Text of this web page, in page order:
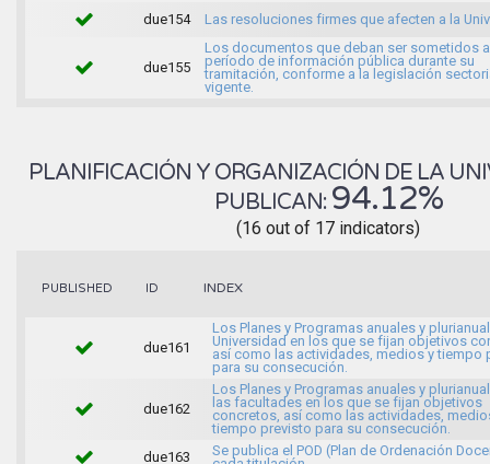
due154
Las resoluciones firmes que afecten a la
due155
Los documentos que deban ser sometidos
período de información pública durante su
tramitación, conforme a la legislación
vigente.
PLANIFICACIÓN Y ORGANIZACIÓN DE LA
PUBLICAN: 94.12%
(16 out of 17 indicators)
PUBLISHED ID INDEX
due161
Los Planes y Programas anuales y
Universidad en los que se fijan objetivos
así como las actividades, medios y tiempo
para su consecución.
due162
Los Planes y Programas anuales y
las facultades en los que se fijan objetivos
concretos, así como las actividades,
tiempo previsto para su consecución.
due163
Se publica el POD (Plan de Ordenación